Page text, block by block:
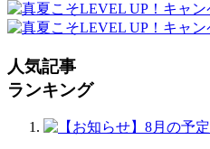
人気記事
ランキング